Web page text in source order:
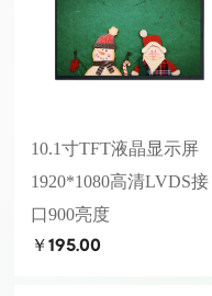
10.1寸TFT液晶显示屏
1920*1080高清LVDS接
口900亮度
￥195.00